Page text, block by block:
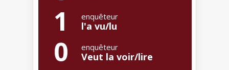
1 enquêteur
l'a vu/lu
0 enquêteur
Veut la voir/lire